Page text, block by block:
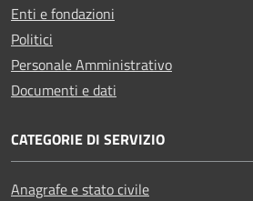
Enti e fondazioni
Politici
Personale Amministrativo
Documenti e dati
CATEGORIE DI SERVIZIO
Anagrafe e stato civile